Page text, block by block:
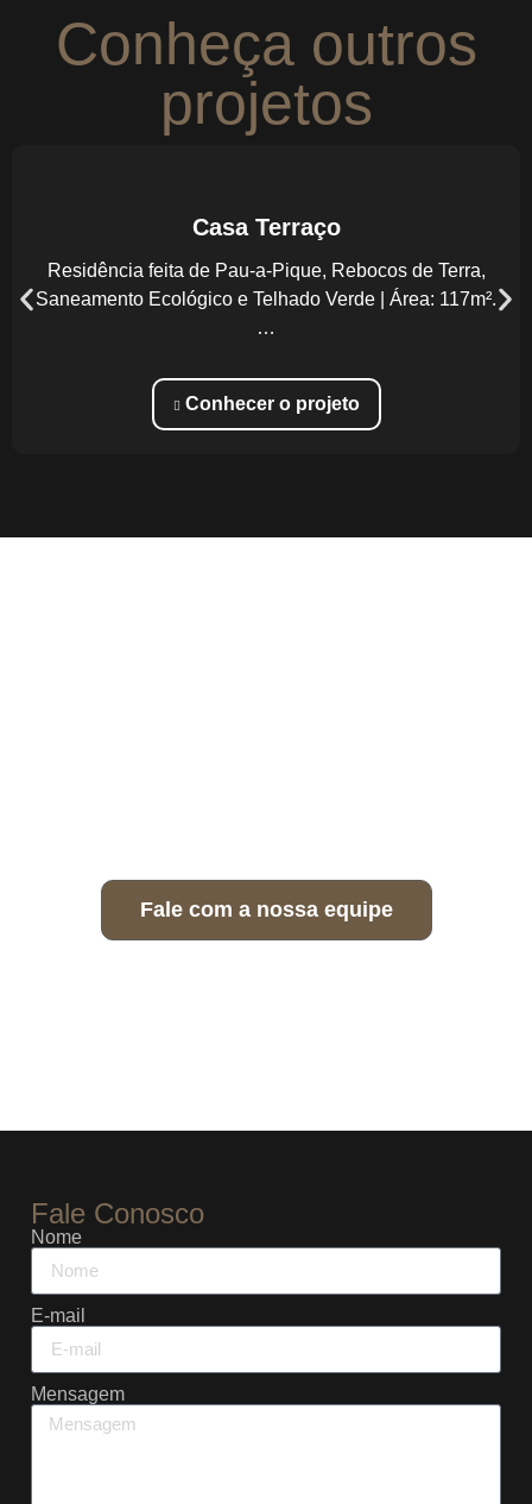
Conheça outros
projetos
Casa Terraço
Residência feita de Pau-a-Pique, Rebocos de Terra,
Saneamento Ecológico e Telhado Verde | Área: 117m².
…
Conhecer o projeto
Fale com a nossa equipe
Fale Conosco
Nome
E-mail
Mensagem